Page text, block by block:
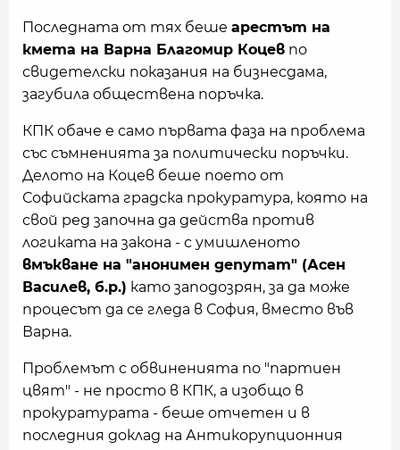
Последната от тях беше арестът на
кмета на Варна Благомир Коцев по
свидетелски показания на бизнесдама,
загубила обществена поръчка.
КПК обаче е само първата фаза на проблема
със съмненията за политически поръчки.
Делото на Коцев беше поето от
Софийската градска прокуратура, която на
свой ред започна да действа против
логиката на закона - с умишленото
вмъкване на "анонимен депутат" (Асен
Василев, б.р.) като заподозрян, за да може
процесът да се гледа в София, вместо във
Варна.
Проблемът с обвиненията по "партиен
цвят" - не просто в КПК, а изобщо в
прокуратурата - беше отчетен и в
последния доклад на Антикорупционния